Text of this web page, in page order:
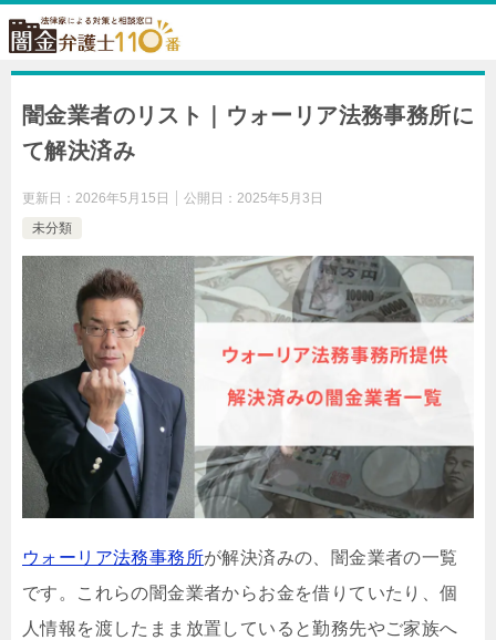
闇金業者のリスト｜ウォーリア法務事務所に
て解決済み
更新日： 2026年5月15日 公開日： 2025年5月3日
未分類
ウォーリア法務事務所が解決済みの、闇金業者の一覧
です。これらの闇金業者からお金を借りていたり、個
人情報を渡したまま放置していると勤務先やご家族へ